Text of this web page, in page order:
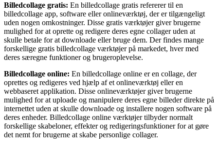
Billedcollage gratis: En billedcollage gratis refererer til en
billedcollage app, software eller onlineværktøj, der er tilgængeligt
uden nogen omkostninger. Disse gratis værktøjer giver brugerne
mulighed for at oprette og redigere deres egne collager uden at
skulle betale for at downloade eller bruge dem. Der findes mange
forskellige gratis billedcollage værktøjer på markedet, hver med
deres særegne funktioner og brugeroplevelse.
Billedcollage online: En billedcollage online er en collage, der
oprettes og redigeres ved hjælp af et onlineværktøj eller en
webbaseret applikation. Disse onlineværktøjer giver brugerne
mulighed for at uploade og manipulere deres egne billeder direkte på
internettet uden at skulle downloade og installere nogen software på
deres enheder. Billedcollage online værktøjer tilbyder normalt
forskellige skabeloner, effekter og redigeringsfunktioner for at gøre
det nemt for brugerne at skabe personlige collager.